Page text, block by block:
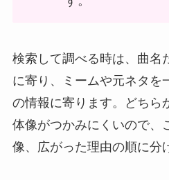
検索して調べる時は、曲名
に寄り、ミームや元ネタを
の情報に寄ります。どちら
体像がつかみにくいので、
像、広がった理由の順に分